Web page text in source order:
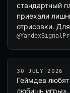
стандартный
приехали
отрисовки.
30 JULY 2026
Геймдев любят
любишь